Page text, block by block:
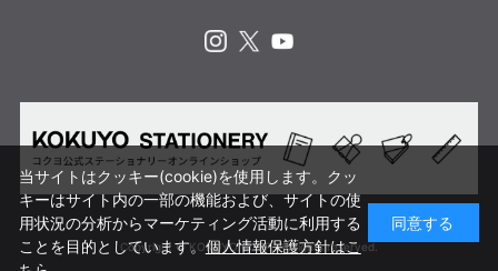
Copyright © KOKUYO CORP. All rights reserved.
当サイトはクッキー(cookie)を使用します。クッ
キーはサイト内の一部の機能および、サイトの使
用状況の分析からマーケティング活動に利用する
ことを目的としています。個人情報保護方針はこ
同意する